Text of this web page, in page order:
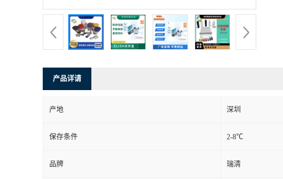
产品详请
产地 深圳
保存条件 2-8℃
品牌 瑞清